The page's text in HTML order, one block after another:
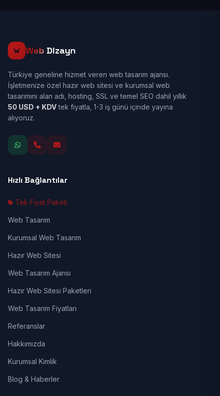
Web Dizayn
Türkiye geneline hizmet veren web tasarım ajansı.
İşletmenize özel hazır web sitesi ve kurumsal web
tasarımını alan adı, hosting, SSL ve temel SEO dahil yıllık
50 USD + KDVtek fiyatla, 1-3 iş günü içinde yayına
alıyoruz.
Hızlı Bağlantılar
Tek Fiyat Paketi
Web Tasarım
Kurumsal Web Tasarım
Hazır Web Sitesi
Web Tasarım Ajansı
Hazır Web Sitesi Paketleri
Web Tasarım Fiyatları
Referanslar
Hakkımızda
Kurumsal Kimlik
Blog & Haberler